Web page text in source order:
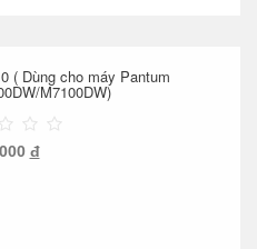
( Dùng cho máy Pantum
M7100DW)
đ